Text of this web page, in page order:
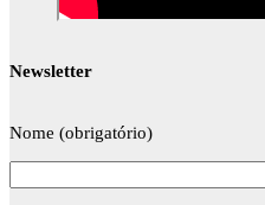
Newsletter
Nome (obrigatório)